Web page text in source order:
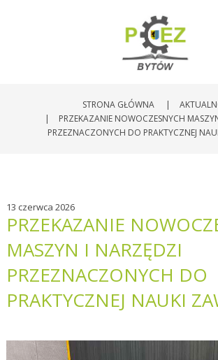
STRONA GŁÓWNA |
|
PRZEKAZANIE NOWOCZESNYCH
PRZEZNACZONYCH DO PRAKTYCZNEJ
13 czerwca 2026
PRZEKAZANIE
MASZYN I NARZĘDZI
PRZEZNACZONYCH DO
PRAKTYCZNEJ NAUKI